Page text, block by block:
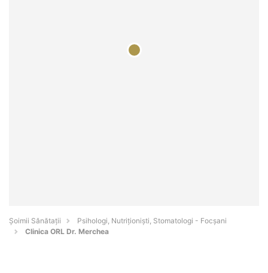
Şoimii Sănătații
Psihologi, Nutriționiști, Stomatologi - Focşani
Clinica ORL Dr. Merchea